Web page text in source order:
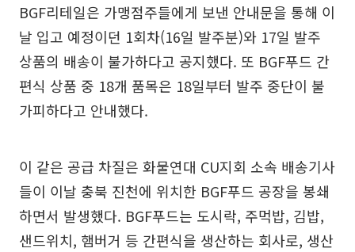
BGF리테일은 가맹점주들에게 보낸 안내문을 통해 이
날 입고 예정이던 1회차(16일 발주분)와 17일 발주
상품의 배송이 불가하다고 공지했다. 또 BGF푸드 간
편식 상품 중 18개 품목은 18일부터 발주 중단이 불
가피하다고 안내했다.
이 같은 공급 차질은 화물연대 CU지회 소속 배송기사
들이 이날 충북 진천에 위치한 BGF푸드 공장을 봉쇄
하면서 발생했다. BGF푸드는 도시락, 주먹밥, 김밥,
샌드위치, 햄버거 등 간편식을 생산하는 회사로, 생산